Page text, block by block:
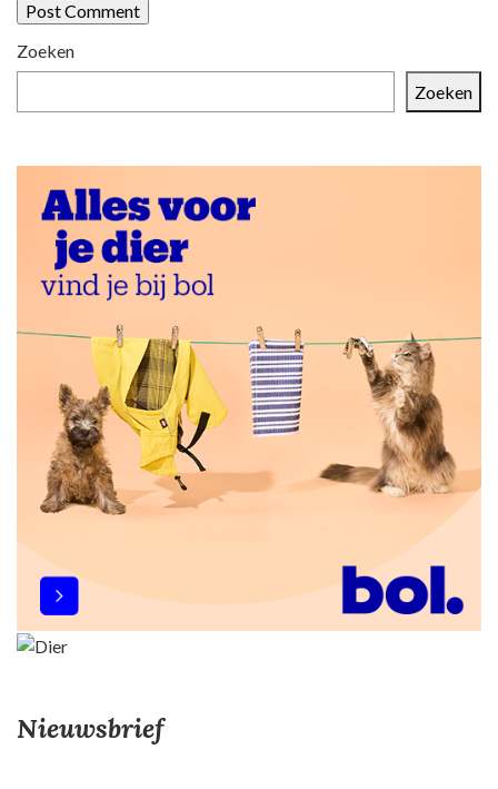
Zoeken
Zoeken
Nieuwsbrief